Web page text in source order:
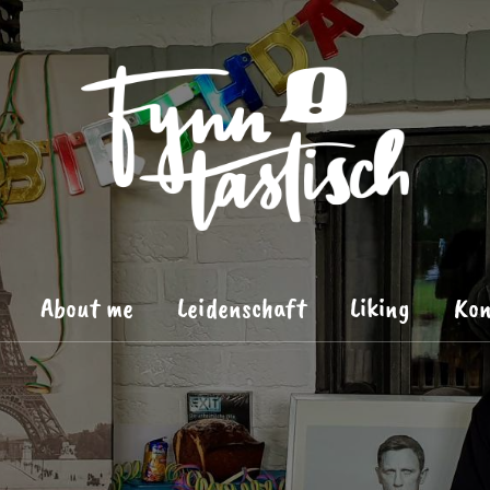
About me Leidenschaft Liking